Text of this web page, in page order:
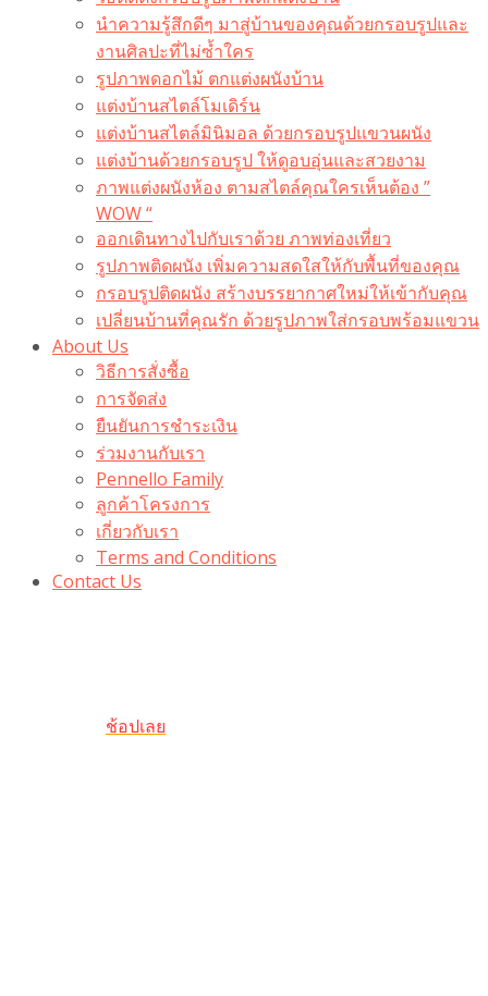
นำความรู้สึกดีๆ มาสู่บ้านของคุณด้วยกรอบรูปและ
งานศิลปะที่ไม่ซ้ำใคร
รูปภาพดอกไม้ ตกแต่งผนังบ้าน
แต่งบ้านสไตล์โมเดิร์น
แต่งบ้านสไตล์มินิมอล ด้วยกรอบรูปแขวนผนัง
แต่งบ้านด้วยกรอบรูป ให้ดูอบอุ่นและสวยงาม
ภาพแต่งผนังห้อง ตามสไตล์คุณใครเห็นต้อง ”
WOW “
ออกเดินทางไปกับเราด้วย ภาพท่องเที่ยว
รูปภาพติดผนัง เพิ่มความสดใสให้กับพื้นที่ของคุณ
กรอบรูปติดผนัง สร้างบรรยากาศใหม่ให้เข้ากับคุณ
เปลี่ยนบ้านที่คุณรัก ด้วยรูปภาพใส่กรอบพร้อมแขวน​
About Us
วิธีการสั่งซื้อ
การจัดส่ง
ยืนยันการชำระเงิน
ร่วมงานกับเรา
Pennello Family
ลูกค้าโครงการ
เกี่ยวกับเรา
Terms and Conditions
Contact Us
ช้อปเลย